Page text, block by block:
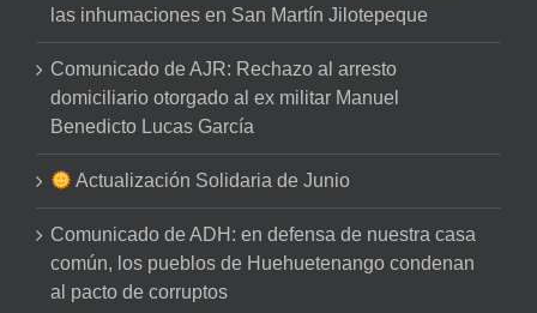
las inhumaciones en San Martín Jilotepeque
Comunicado de AJR: Rechazo al arresto
domiciliario otorgado al ex militar Manuel
Benedicto Lucas García
Actualización Solidaria de Junio
Comunicado de ADH: en defensa de nuestra casa
común, los pueblos de Huehuetenango condenan
al pacto de corruptos